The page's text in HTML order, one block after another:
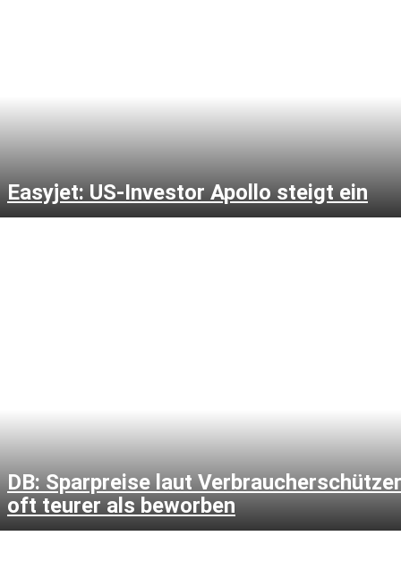
Easyjet: US-Investor Apollo steigt ein
DB: Sparpreise laut Verbraucherschützer
oft teurer als beworben